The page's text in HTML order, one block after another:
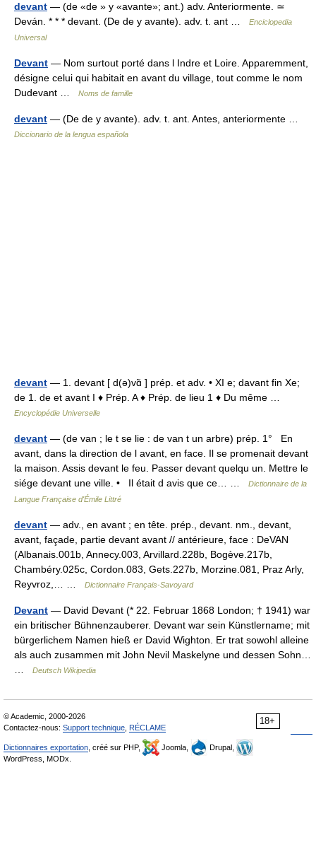
devant — (de «de » y «avante»; ant.) adv. Anteriormente. ≃
Deván. * * * devant. (De de y avante). adv. t. ant …
Enciclopedia
Universal
Devant — Nom surtout porté dans l Indre et Loire. Apparemment,
désigne celui qui habitait en avant du village, tout comme le nom
Dudevant …
Noms de famille
devant — (De de y avante). adv. t. ant. Antes, anteriormente …
Diccionario de la lengua española
devant — 1. devant [ d(ə)vɑ̃ ] prép. et adv. • XI e; davant fin Xe;
de 1. de et avant I ♦ Prép. A ♦ Prép. de lieu 1 ♦ Du même …
Encyclopédie Universelle
devant — (de van ; le t se lie : de van t un arbre) prép. 1° En
avant, dans la direction de l avant, en face. Il se promenait devant
la maison. Assis devant le feu. Passer devant quelqu un. Mettre le
siége devant une ville. • Il était d avis que ce… …
Dictionnaire de la
Langue Française d'Émile Littré
devant — adv., en avant ; en tête. prép., devant. nm., devant,
avant, façade, partie devant avant // antérieure, face : DeVAN
(Albanais.001b, Annecy.003, Arvillard.228b, Bogève.217b,
Chambéry.025c, Cordon.083, Gets.227b, Morzine.081, Praz Arly,
Reyvroz,… …
Dictionnaire Français-Savoyard
Devant — David Devant (* 22. Februar 1868 London; † 1941) war
ein britischer Bühnenzauberer. Devant war sein Künstlername; mit
bürgerlichem Namen hieß er David Wighton. Er trat sowohl alleine
als auch zusammen mit John Nevil Maskelyne und dessen Sohn…
Deutsch Wikipedia
18+
© Academic, 2000-2026
Contactez-nous: Support technique RÉCLAME
Dictionnaires exportation , créé sur PHP, Joomla,
Drupal,
WordPress, MODx.